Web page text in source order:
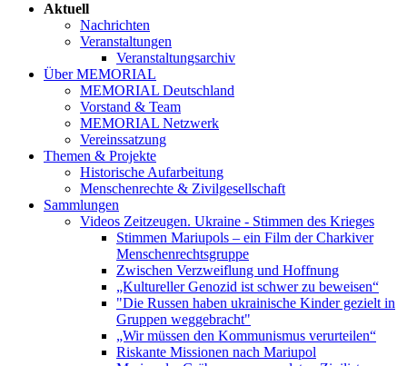
Aktuell
Nachrichten
Veranstaltungen
Veranstaltungsarchiv
Über MEMORIAL
MEMORIAL Deutschland
Vorstand & Team
MEMORIAL Netzwerk
Vereinssatzung
Themen & Projekte
Historische Aufarbeitung
Menschenrechte & Zivilgesellschaft
Sammlungen
Videos Zeitzeugen. Ukraine - Stimmen des Krieges
Stimmen Mariupols – ein Film der Charkiver
Menschenrechtsgruppe
Zwischen Verzweiflung und Hoffnung
„Kultureller Genozid ist schwer zu beweisen“
"Die Russen haben ukrainische Kinder gezielt in
Gruppen weggebracht"
„Wir müssen den Kommunismus verurteilen“
Riskante Missionen nach Mariupol